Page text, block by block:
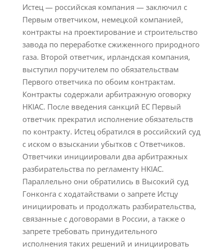
Истец — российская компания — заключил с
Первым ответчиком, немецкой компанией,
контракты на проектирование и строительство
завода по переработке сжиженного природного
газа. Второй ответчик, ирландская компания,
выступил поручителем по обязательствам
Первого ответчика по обоим контрактам.
Контракты содержали арбитражную оговорку
HKIAC. После введения санкций ЕС Первый
ответчик прекратил исполнение обязательств
по контракту. Истец обратился в российский суд
с иском о взыскании убытков с Ответчиков.
Ответчики инициировали два арбитражных
разбирательства по регламенту HKIAC.
Параллельно они обратились в Высокий суд
Гонконга с ходатайствами о запрете Истцу
инициировать и продолжать разбирательства,
связанные с договорами в России, а также о
запрете требовать принудительного
исполнения таких решений и инициировать